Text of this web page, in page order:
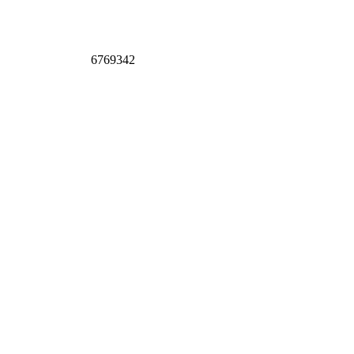
6769342